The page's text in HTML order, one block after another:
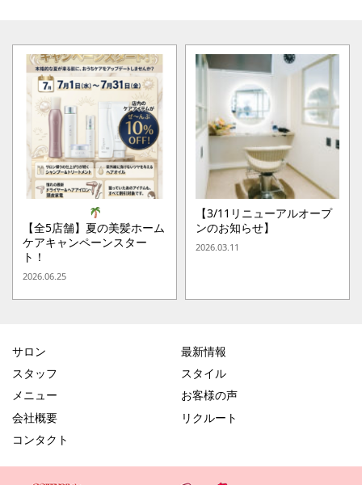
【全5店舗】夏の美髪ホーム
ケアキャンペーンスター
ト！
2026.06.25
【3/11リニューアルオープ
ンのお知らせ】
2026.03.11
サロン
最新情報
スタッフ
スタイル
メニュー
お客様の声
会社概要
リクルート
コンタクト